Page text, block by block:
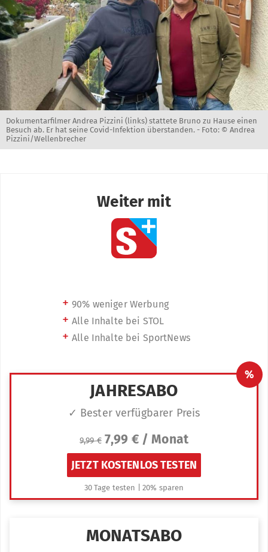
Dokumentarfilmer Andrea Pizzini (links) stattete Bruno zu Hause einen
Besuch ab. Er hat seine Covid-Infektion überstanden. - Foto: © Andrea
Pizzini/Wellenbrecher